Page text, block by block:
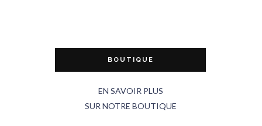
BOUTIQUE
EN SAVOIR PLUS
SUR NOTRE BOUTIQUE